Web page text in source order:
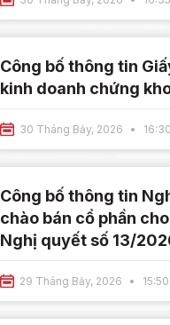
Công bố thông tin
kinh doanh chứng
30 Tháng Bảy, 2026 16:30
Công bố thông tin
chào bán cổ phần
Nghị quyết số 13/
29 Tháng Bảy, 2026 15:50